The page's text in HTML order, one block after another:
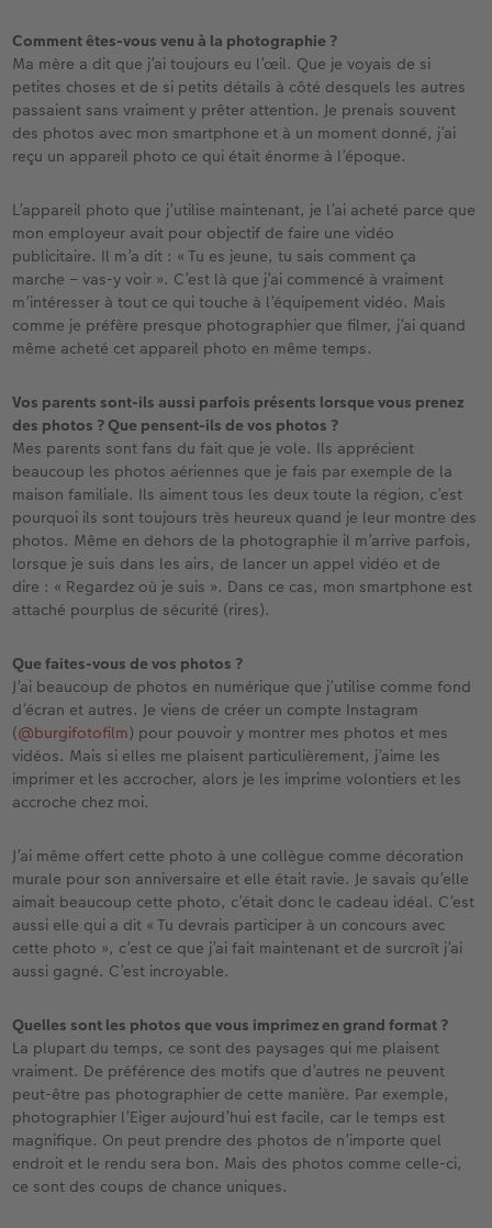
Comment êtes-vous venu à la photographie ?
Ma mère a dit que j’ai toujours eu l’œil. Que je voyais de si
petites choses et de si petits détails à côté desquels les autres
passaient sans vraiment y prêter attention. Je prenais souvent
des photos avec mon smartphone et à un moment donné, j’ai
reçu un appareil photo ce qui était énorme à l’époque.
L’appareil photo que j’utilise maintenant, je l’ai acheté parce que
mon employeur avait pour objectif de faire une vidéo
publicitaire. Il m’a dit : « Tu es jeune, tu sais comment ça
marche – vas-y voir ». C’est là que j’ai commencé à vraiment
m’intéresser à tout ce qui touche à l’équipement vidéo. Mais
comme je préfère presque photographier que filmer, j’ai quand
même acheté cet appareil photo en même temps.
Vos parents sont-ils aussi parfois présents lorsque vous prenez
des photos ? Que pensent-ils de vos photos ?
Mes parents sont fans du fait que je vole. Ils apprécient
beaucoup les photos aériennes que je fais par exemple de la
maison familiale. Ils aiment tous les deux toute la région, c’est
pourquoi ils sont toujours très heureux quand je leur montre des
photos. Même en dehors de la photographie il m’arrive parfois,
lorsque je suis dans les airs, de lancer un appel vidéo et de
dire : « Regardez où je suis ». Dans ce cas, mon smartphone est
attaché pourplus de sécurité (rires).
Que faites-vous de vos photos ?
J’ai beaucoup de photos en numérique que j’utilise comme fond
d’écran et autres. Je viens de créer un compte Instagram
(@burgifotofilm) pour pouvoir y montrer mes photos et mes
vidéos. Mais si elles me plaisent particulièrement, j’aime les
imprimer et les accrocher, alors je les imprime volontiers et les
accroche chez moi.
J’ai même offert cette photo à une collègue comme décoration
murale pour son anniversaire et elle était ravie. Je savais qu’elle
aimait beaucoup cette photo, c’était donc le cadeau idéal. C’est
aussi elle qui a dit « Tu devrais participer à un concours avec
cette photo », c’est ce que j’ai fait maintenant et de surcroît j’ai
aussi gagné. C’est incroyable.
Quelles sont les photos que vous imprimez en grand format ?
La plupart du temps, ce sont des paysages qui me plaisent
vraiment. De préférence des motifs que d’autres ne peuvent
peut-être pas photographier de cette manière. Par exemple,
photographier l’Eiger aujourd’hui est facile, car le temps est
magnifique. On peut prendre des photos de n’importe quel
endroit et le rendu sera bon. Mais des photos comme celle-ci,
ce sont des coups de chance uniques.